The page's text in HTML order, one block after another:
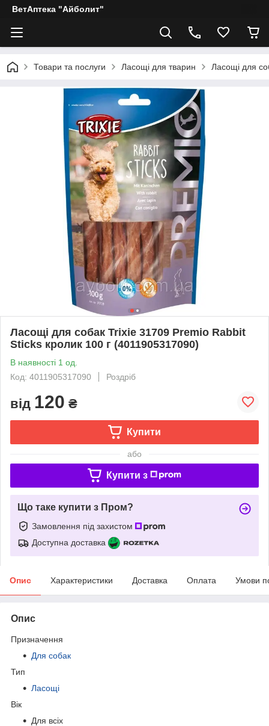
ВетАптека "Айболит"
Товари та послуги Ласощі для тварин Ласощі для
Ласощі для собак Trixie 31709 Premio Rabbit
Sticks кролик 100 г (4011905317090)
В наявності 1 од.
Код: 4011905317090
Роздріб
від 120 ₴
Купити
або
Купити з
Що таке купити з Пром?
Замовлення під захистом
Доступна доставка
Опис Характеристики Доставка Оплата Умови
Опис
Призначення
Для собак
Тип
Ласощі
Вік
Для всіх